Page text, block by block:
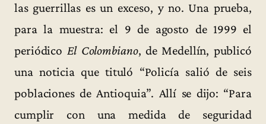
las guerrillas es un exceso, y no. Una prueba,
para la muestra: el 9 de agosto de 1999 el
periódico El Colombiano, de Medellín, publicó
una noticia que tituló “Policía salió de seis
poblaciones de Antioquia”. Allí se dijo: “Para
cumplir con una medida de seguridad